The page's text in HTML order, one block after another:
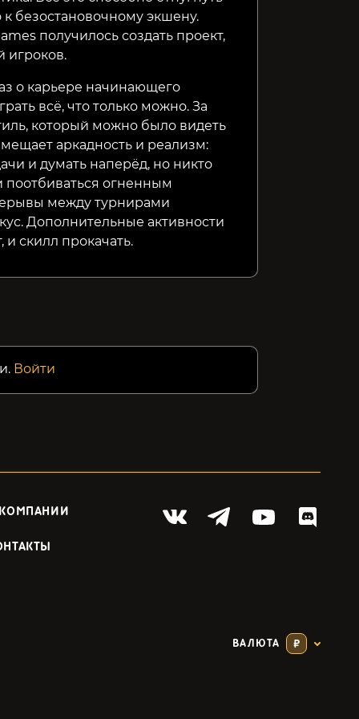
безостановочному экшену.
получилось создать проект,
игроков.
о карьере начинающего
всё, что только можно. За
который можно было видеть
аркадность и реализм:
и думать наперёд, но никто
поотбиваться огненным
между турнирами
Дополнительные активности
и скилл прокачать.
Войти
ВАЛЮТА ₽